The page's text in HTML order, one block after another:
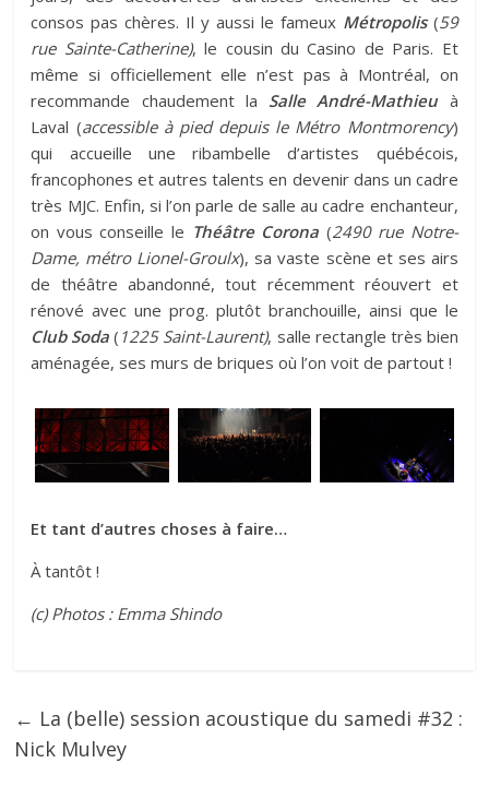
consos pas chères. Il y aussi le fameux Métropolis(59
rue Sainte-Catherine), le cousin du Casino de Paris. Et
même si officiellement elle n’est pas à Montréal, on
recommande chaudement la Salle André-Mathieuà
Laval (accessible à pied depuis le Métro Montmorency)
qui accueille une ribambelle d’artistes québécois,
francophones et autres talents en devenir dans un cadre
très MJC. Enfin, si l’on parle de salle au cadre enchanteur,
on vous conseille le Théâtre Corona (2490 rue Notre-
Dame, métro Lionel-Groulx), sa vaste scène et ses airs
de théâtre abandonné, tout récemment réouvert et
rénové avec une prog. plutôt branchouille, ainsi que le
Club Soda ( 1225 Saint-Laurent), salle rectangle très bien
aménagée, ses murs de briques où l’on voit de partout !
Et tant d’autres choses à faire…
À tantôt !
(c) Photos : Emma Shindo
← La (belle) session acoustique du samedi #32 :
Nick Mulvey